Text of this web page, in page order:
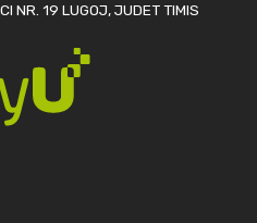
NR. 19 LUGOJ, JUDET TIMIS